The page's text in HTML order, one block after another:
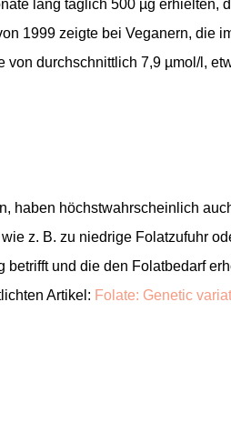
lang täglich 500 µg erhielten,
1999 zeigte bei Veganern, die
von durchschnittlich 7,9 µmol/l,
haben höchstwahrscheinlich
z. B. zu niedrige Folatzufuhr
und die den Folatbedarf
Artikel: Folate: Genetic